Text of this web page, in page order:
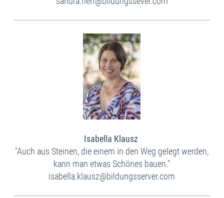
Isabella Klausz
"Auch aus Steinen, die einem in den Weg gelegt werden,
kann man etwas Schönes bauen."
isabella.klausz@bildungsserver.com